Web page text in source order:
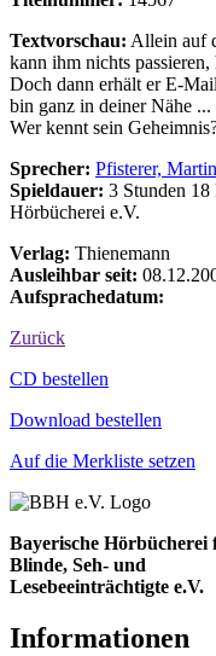
Textvorschau: Allein auf
kann ihm nichts
Doch dann erhält er E-
bin ganz in deiner Nähe
Wer kennt sein
Sprecher: Pfisterer, Martin
Spieldauer: 3 Stunden
Hörbücherei e.V.
Verlag: Thienemann
Ausleihbar seit:
Aufsprachedatum:
Zurück
Bestell-Aktionen
CD bestellen
Download bestellen
Auf die Merkliste setzen
Bayerische Hörbücherei
Blinde, Seh- und
Lesebeeinträchtigte e.V.
Informationen